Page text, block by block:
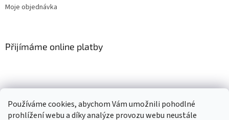
Používáme cookies, abychom Vám umožnili pohodlné
prohlížení webu a díky analýze provozu webu neustále
Moje objednávka
Přijímáme online platby